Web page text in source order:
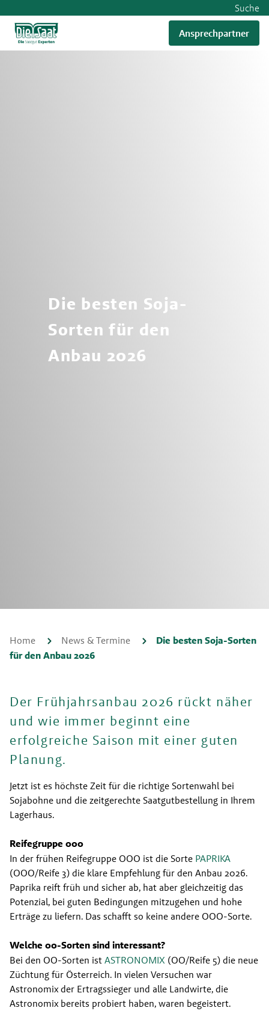
Suche
Ansprechpartner
Die besten Soja-
Sorten für den
Anbau 2026
Home News & Termine
Die besten Soja-Sorten
für den Anbau 2026
Der Frühjahrsanbau 2026 rückt näher
und wie immer beginnt eine
erfolgreiche Saison mit einer guten
Planung.
Jetzt ist es höchste Zeit für die richtige Sortenwahl bei
Sojabohne und die zeitgerechte Saatgutbestellung in Ihrem
Lagerhaus.
Reifegruppe 000
In der frühen Reifegruppe OOO ist die Sorte PAPRIKA
(OOO/Reife 3) die klare Empfehlung für den Anbau 2026.
Paprika reift früh und sicher ab, hat aber gleichzeitig das
Potenzial, bei guten Bedingungen mitzugehen und hohe
Erträge zu liefern. Das schafft so keine andere OOO-Sorte.
Welche 00-Sorten sind interessant?
Bei den OO-Sorten ist ASTRONOMIX (OO/Reife 5) die neue
Züchtung für Österreich. In vielen Versuchen war
Astronomix der Ertragssieger und alle Landwirte, die
Astronomix bereits probiert haben, waren begeistert.